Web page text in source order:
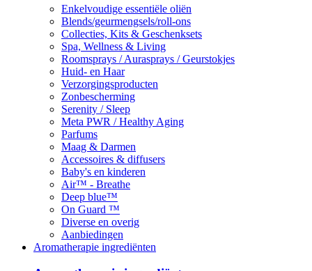
Enkelvoudige essentiële oliën
Blends/geurmengsels/roll-ons
Collecties, Kits & Geschenksets
Spa, Wellness & Living
Roomsprays / Aurasprays / Geurstokjes
Huid- en Haar
Verzorgingsproducten
Zonbescherming
Serenity / Sleep
Meta PWR / Healthy Aging
Parfums
Maag & Darmen
Accessoires & diffusers
Baby's en kinderen
Air™ - Breathe
Deep blue™
On Guard ™
Diverse en overig
Aanbiedingen
Aromatherapie ingrediënten